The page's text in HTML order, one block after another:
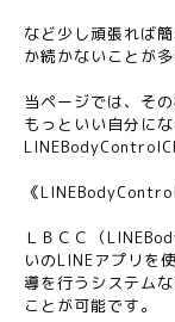
など少し頑張れば
か続かないことが
当ページでは、そ
もっといい自分に
《
ＬＢＣＣ（
いのLINEアプリを
導を行うシステム
ことが可能です。